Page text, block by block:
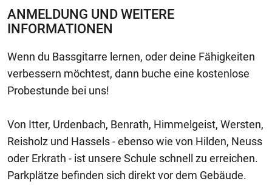
ANMELDUNG UND WEITERE
INFORMATIONEN
Wenn du Bassgitarre lernen, oder deine Fähigkeiten
verbessern möchtest, dann buche eine kostenlose
Probestunde bei uns!
Von Itter, Urdenbach, Benrath, Himmelgeist, Wersten,
Reisholz und Hassels - ebenso wie von Hilden, Neuss
oder Erkrath - ist unsere Schule schnell zu erreichen.
Parkplätze befinden sich direkt vor dem Gebäude.